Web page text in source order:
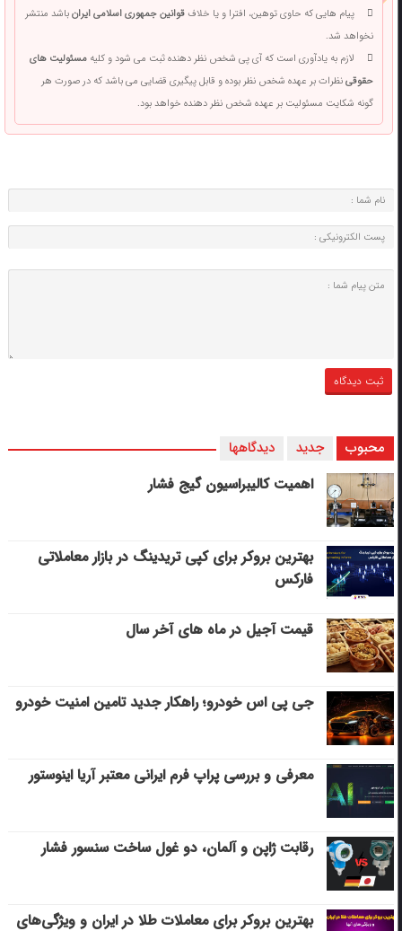
پیام هایی که حاوی توهین، افترا و یا خلافقوانین جمهوری اسلامی ایرانباشد منتشر
نخواهد شد.
لازم به یادآوری است که آی پی شخص نظر دهنده ثبت می شود و کلیهمسئولیت های
حقوقینظرات بر عهده شخص نظر بوده و قابل پیگیری قضایی می باشد که در صورت هر
گونه شکایت مسئولیت بر عهده شخص نظر دهنده خواهد بود.
محبوب جدید دیدگاهها
اهمیت کالیبراسیون گیج فشار
بهترین بروکر برای کپی‌ تریدینگ در بازار معاملاتی
فارکس
قیمت آجیل در ماه های آخر سال
جی پی اس خودرو؛ راهکار جدید تامین امنیت خودرو
معرفی و بررسی پراپ فرم ایرانی معتبر آریا اینوستور
رقابت ژاپن و آلمان، دو غول ساخت سنسور فشار
بهترین بروکر برای معاملات طلا در ایران و ویژگی‌های